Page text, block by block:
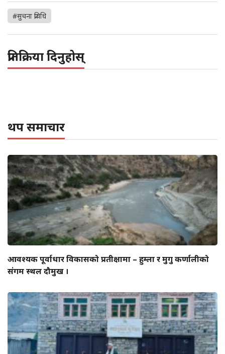
#सुचना प्रविधि
प्रतिक्रिया दिनुहोस्
थप समाचार
आवश्यक पूर्वाधार विकासको प्रतीक्षामा – हुम्ला र मुगु कर्णालीको
संगम स्थल दौमुख ।